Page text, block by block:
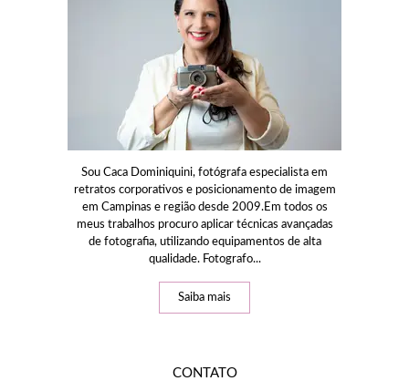
Sou Caca Dominiquini, fotógrafa especialista em
retratos corporativos e posicionamento de imagem
em Campinas e região desde 2009.Em todos os
meus trabalhos procuro aplicar técnicas avançadas
de fotografia, utilizando equipamentos de alta
qualidade. Fotografo...
Saiba mais
CONTATO